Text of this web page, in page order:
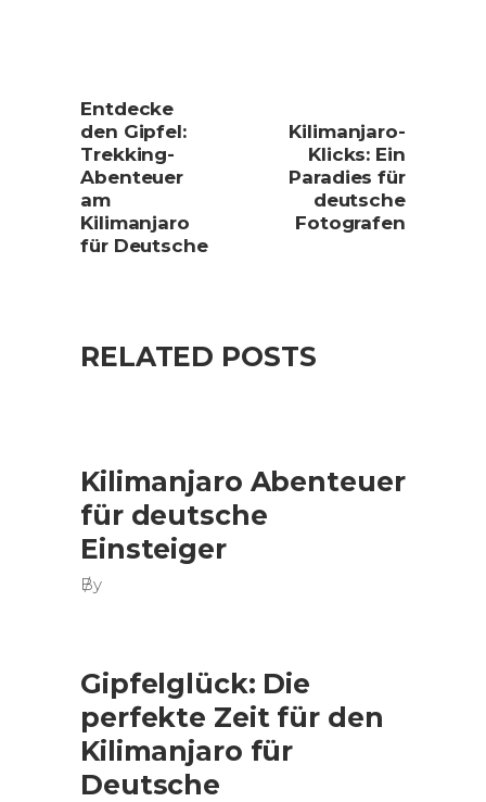
Entdecke
den Gipfel:
Trekking-
Abenteuer
am
Kilimanjaro
für Deutsche
Kilimanjaro-
Klicks: Ein
Paradies für
deutsche
Fotografen
RELATED POSTS
Kilimanjaro Abenteuer
für deutsche
Einsteiger
By
Gipfelglück: Die
perfekte Zeit für den
Kilimanjaro für
Deutsche